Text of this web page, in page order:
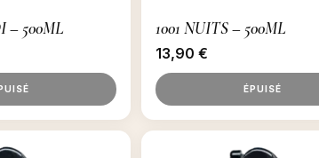
– 500ML 1001 NUITS – 500ML
13,90 €
ÉPUISÉ